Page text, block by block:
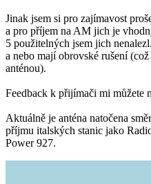
Jinak jsem si pro zajímavost
a pro příjem na AM jich je
5 použitelných jsem jich
a nebo mají obrovské rušení
anténou).
Feedback k přijímači mi můžete
Aktuálně je anténa natočena
příjmu italských stanic jako
Power 927.